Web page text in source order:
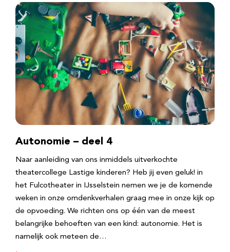
Autonomie – deel 4
Naar aanleiding van ons inmiddels uitverkochte
theatercollege Lastige kinderen? Heb jij even geluk! in
het Fulcotheater in IJsselstein nemen we je de komende
weken in onze omdenkverhalen graag mee in onze kijk op
de opvoeding. We richten ons op één van de meest
belangrijke behoeften van een kind: autonomie. Het is
namelijk ook meteen de…